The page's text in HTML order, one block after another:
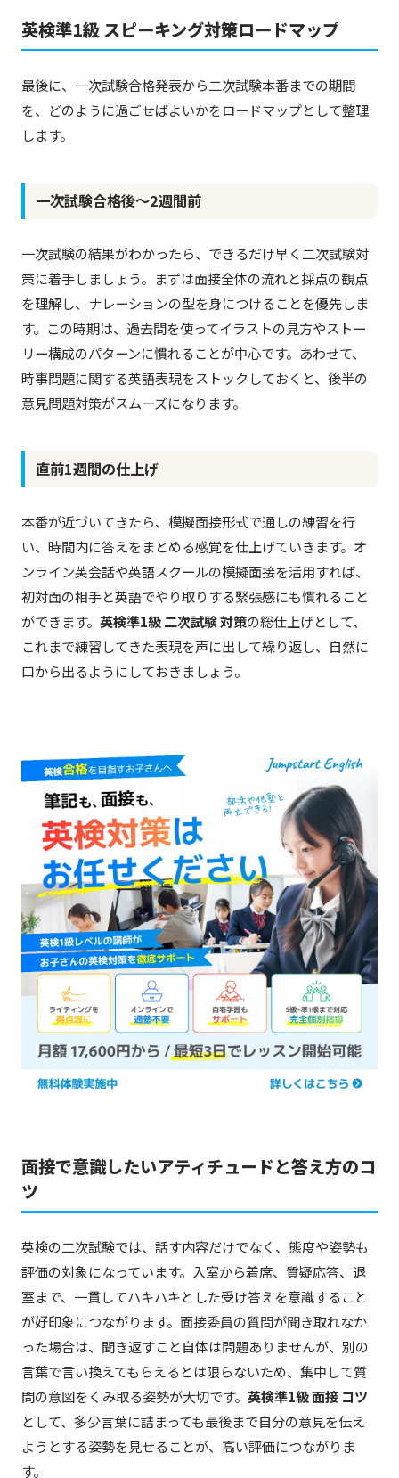
英検準1級 スピーキング対策ロードマップ
最後に、一次試験合格発表から二次試験本番までの期間
を、どのように過ごせばよいかをロードマップとして整理
します。
一次試験合格後〜2週間前
一次試験の結果がわかったら、できるだけ早く二次試験対
策に着手しましょう。まずは面接全体の流れと採点の観点
を理解し、ナレーションの型を身につけることを優先しま
す。この時期は、過去問を使ってイラストの見方やストー
リー構成のパターンに慣れることが中心です。あわせて、
時事問題に関する英語表現をストックしておくと、後半の
意見問題対策がスムーズになります。
直前1週間の仕上げ
本番が近づいてきたら、模擬面接形式で通しの練習を行
い、時間内に答えをまとめる感覚を仕上げていきます。オ
ンライン英会話や英語スクールの模擬面接を活用すれば、
初対面の相手と英語でやり取りする緊張感にも慣れること
ができます。 英検準1級 二次試験 対策の総仕上げとして、
これまで練習してきた表現を声に出して繰り返し、自然に
口から出るようにしておきましょう。
面接で意識したいアティチュードと答え方のコ
ツ
英検の二次試験では、話す内容だけでなく、態度や姿勢も
評価の対象になっています。入室から着席、質疑応答、退
室まで、一貫してハキハキとした受け答えを意識すること
が好印象につながります。面接委員の質問が聞き取れなか
った場合は、聞き返すこと自体は問題ありませんが、別の
言葉で言い換えてもらえるとは限らないため、集中して質
問の意図をくみ取る姿勢が大切です。 英検準1級 面接 コツ
として、多少言葉に詰まっても最後まで自分の意見を伝え
ようとする姿勢を見せることが、高い評価につながりま
す。